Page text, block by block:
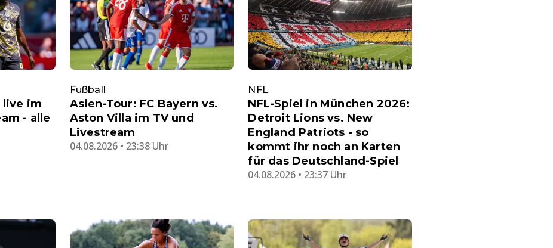
live im
- alle
Fußball
Asien-Tour: FC Bayern vs.
Aston Villa im TV und
Livestream
04.08.2026 • 23:38 Uhr
NFL
NFL-Spiel in München 2026:
Detroit Lions vs. New
England Patriots - so
kommt ihr noch an Karten
für das Deutschland-Spiel
04.08.2026 • 23:37 Uhr